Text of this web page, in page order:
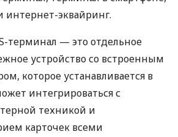
интернет-эквайринг.
терминал — это отдельное
устройство со встроенным
которое устанавливается в
интегрироваться с
техникой и
карточек всеми